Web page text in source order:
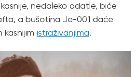
nedaleko odatle, biće
a bušotina Je-001 daće
kasnijim istraživanjima.